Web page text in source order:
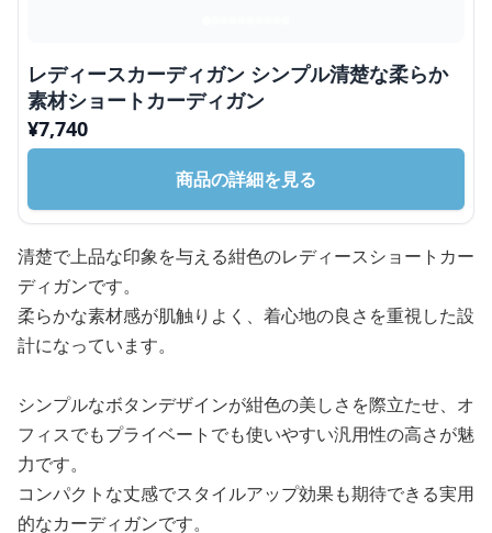
レディースカーディガン シンプル清楚な柔らか
素材ショートカーディガン
¥7,740
商品の詳細を見る
清楚で上品な印象を与える紺色のレディースショートカー
ディガンです。
柔らかな素材感が肌触りよく、着心地の良さを重視した設
計になっています。
シンプルなボタンデザインが紺色の美しさを際立たせ、オ
フィスでもプライベートでも使いやすい汎用性の高さが魅
力です。
コンパクトな丈感でスタイルアップ効果も期待できる実用
的なカーディガンです。